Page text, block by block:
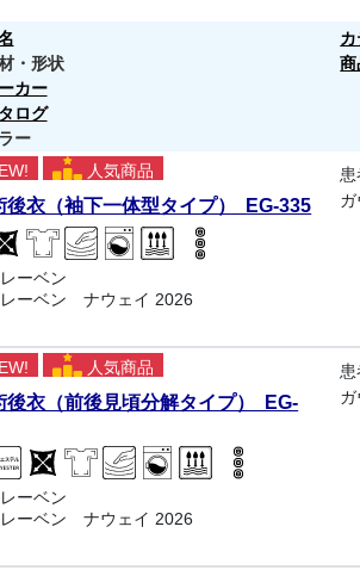
・形状
カー
ログ
ー
商
人気商品
後衣（袖下一体型タイプ） EG-335
ーベン
ーベン ナウェイ 2026
ガ
人気商品
後衣（前後見頃分解タイプ） EG-
ーベン
ーベン ナウェイ 2026
ガ